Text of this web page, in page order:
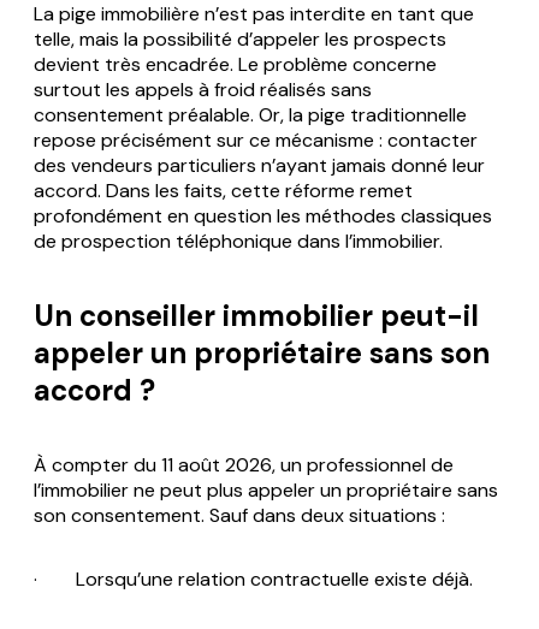
La pige immobilière n’est pas interdite en tant que
telle, mais la possibilité d’appeler les prospects
devient très encadrée. Le problème concerne
surtout les appels à froid réalisés sans
consentement préalable. Or, la pige traditionnelle
repose précisément sur ce mécanisme : contacter
des vendeurs particuliers n’ayant jamais donné leur
accord. Dans les faits, cette réforme remet
profondément en question les méthodes classiques
de prospection téléphonique dans l’immobilier.
Un conseiller immobilier peut-il
appeler un propriétaire sans son
accord ?
À compter du 11 août 2026, un professionnel de
l’immobilier ne peut plus appeler un propriétaire sans
son consentement. Sauf dans deux situations :
· Lorsqu’une relation contractuelle existe déjà.